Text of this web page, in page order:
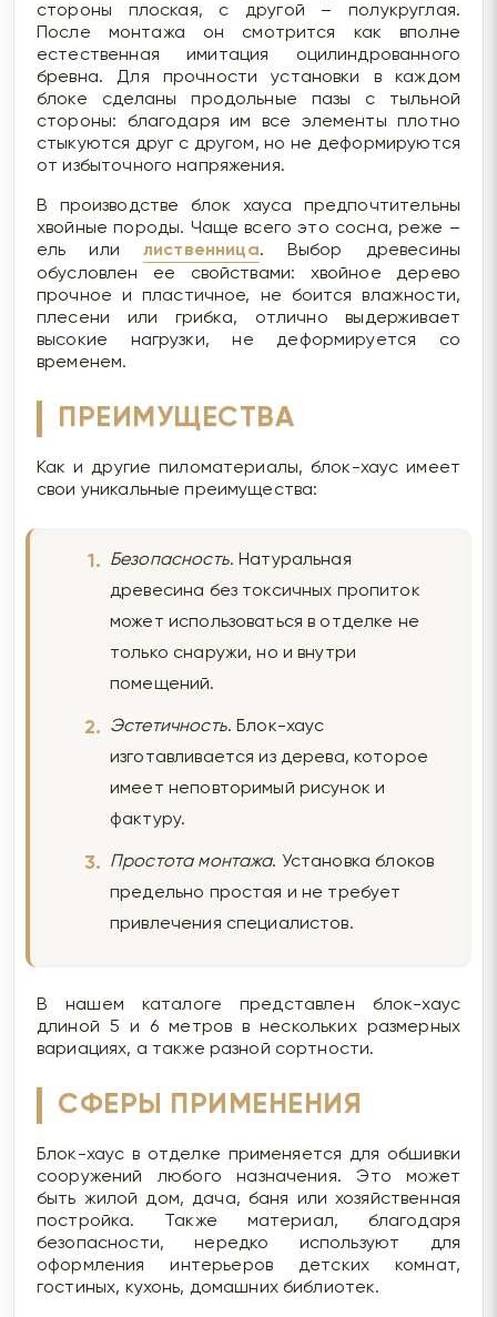
стороны плоская, с другой – полукруглая.
После монтажа он смотрится как вполне
естественная имитация оцилиндрованного
бревна. Для прочности установки в каждом
блоке сделаны продольные пазы с тыльной
стороны: благодаря им все элементы плотно
стыкуются друг с другом, но не деформируются
от избыточного напряжения.
В производстве блок хауса предпочтительны
хвойные породы. Чаще всего это сосна, реже –
ель или лиственница. Выбор древесины
обусловлен ее свойствами: хвойное дерево
прочное и пластичное, не боится влажности,
плесени или грибка, отлично выдерживает
высокие нагрузки, не деформируется со
временем.
ПРЕИМУЩЕСТВА
Как и другие пиломатериалы, блок-хаус имеет
свои уникальные преимущества:
Безопасность. Натуральная
древесина без токсичных пропиток
может использоваться в отделке не
только снаружи, но и внутри
помещений.
Эстетичность. Блок-хаус
изготавливается из дерева, которое
имеет неповторимый рисунок и
фактуру.
Простота монтажа. Установка блоков
предельно простая и не требует
привлечения специалистов.
В нашем каталоге представлен блок-хаус
длиной 5 и 6 метров в нескольких размерных
вариациях, а также разной сортности.
СФЕРЫ ПРИМЕНЕНИЯ
Блок-хаус в отделке применяется для обшивки
сооружений любого назначения. Это может
быть жилой дом, дача, баня или хозяйственная
постройка. Также материал, благодаря
безопасности, нередко используют для
оформления интерьеров детских комнат,
гостиных, кухонь, домашних библиотек.